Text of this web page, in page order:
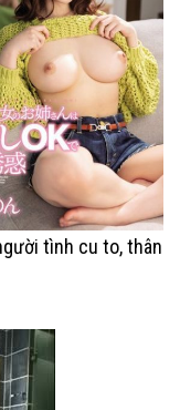
tình cu to, thân